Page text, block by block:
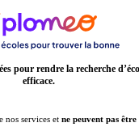
alternance
pour rendre la recherche
efficace.
nos services et ne peuvent pas être